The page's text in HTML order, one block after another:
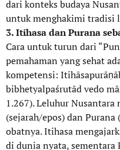
dari konteks budaya
untuk menghakimi tradisi
3. Itihasa dan Purana
Cara untuk turun dari
pemahaman yang sehat
kompetensi:
bibhetyalpaśrutād vedo
1.267). Leluhur
(sejarah/epos) dan
obatnya. Itihasa
di dunia nyata, sementara